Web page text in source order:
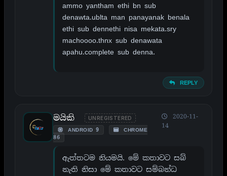
ammo yantham ethi bn sub
denawta.ublta man panayanak benala
ethi sub dennethi nisa mekata.sry
machoooo.thnx sub denawata
apahu.complete sub denna.
REPLY
මයිකි UNREGISTERED
ANDROID 9
CHROME
86
2020-11-
14
ඇත්තටම නියමයි. මේ කතාවට සබ්
නැති නිසා මේ කතාවට සම්බන්ධ